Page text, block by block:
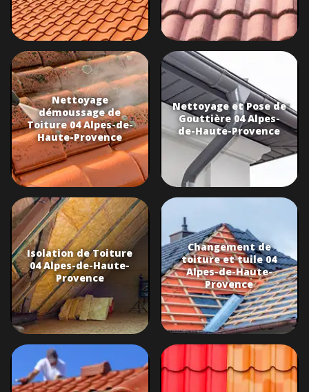
Nettoyage
démoussage de
Toiture 04 Alpes-de-
Haute-Provence
Nettoyage et Pose de
Gouttière 04 Alpes-
de-Haute-Provence
Isolation de Toiture
04 Alpes-de-Haute-
Provence
Changement de
toiture et tuile 04
Alpes-de-Haute-
Provence